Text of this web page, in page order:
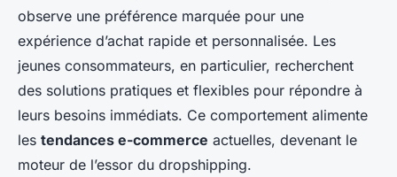
observe une préférence marquée pour une
expérience d’achat rapide et personnalisée. Les
jeunes consommateurs, en particulier, recherchent
des solutions pratiques et flexibles pour répondre à
leurs besoins immédiats. Ce comportement alimente
les tendances e-commerce actuelles, devenant le
moteur de l’essor du dropshipping.